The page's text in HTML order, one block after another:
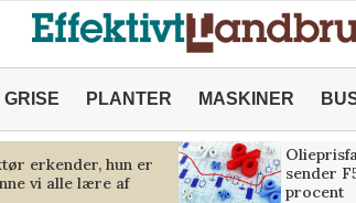
GRISE PLANTER MASKINER
erkender, hun er
vi alle lære af
sender
procent